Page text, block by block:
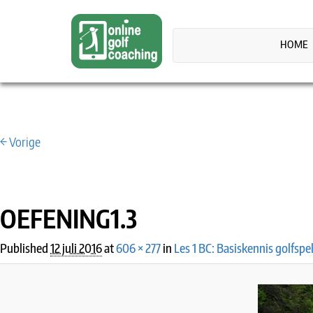
HOME
IMAGE NAVIGATION
← Vorige
OEFENING1.3
Published12 juli 2016at606 × 277in Les 1 BC: Basiskennis golfspel